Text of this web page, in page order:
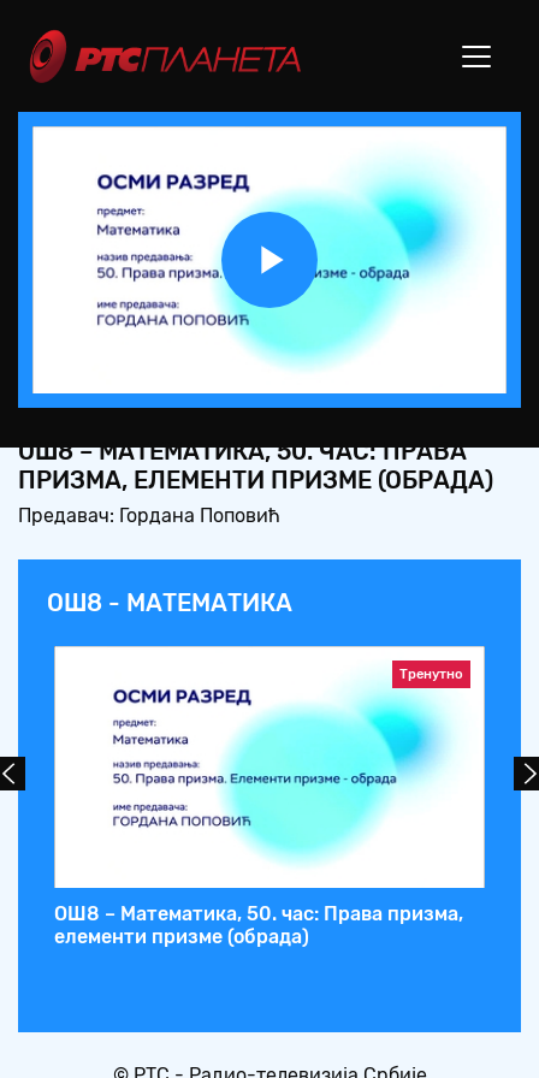
Play
Video
ОШ8 – МАТЕМАТИКА, 50. ЧАС: ПРАВА
ПРИЗМА, ЕЛЕМЕНТИ ПРИЗМЕ (ОБРАДА)
Предавач: Гордана Поповић
ОШ8 - МАТЕМАТИКА
Тренутно
ОШ8 – Математика, 50. час: Права призма,
елементи призме (обрада)